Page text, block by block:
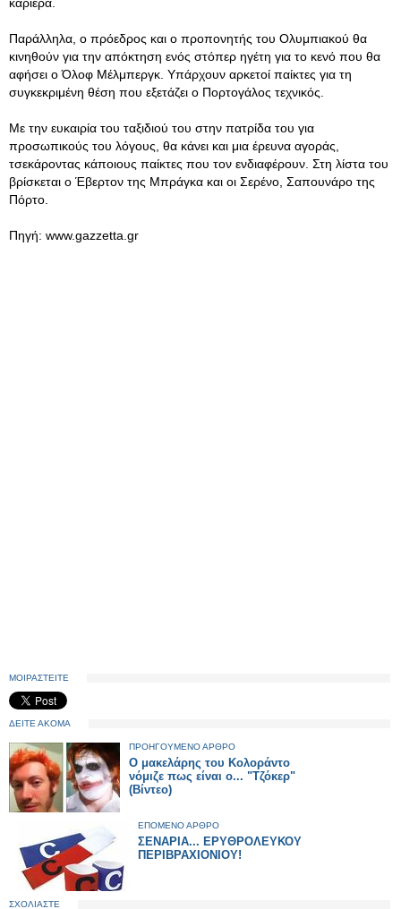
Παράλληλα, ο πρόεδρος και ο προπονητής του Ολυμπιακού θα
κινηθούν για την απόκτηση ενός στόπερ ηγέτη για το κενό που θα
αφήσει ο Όλοφ Μέλμπεργκ. Υπάρχουν αρκετοί παίκτες για τη
συγκεκριμένη θέση που εξετάζει ο Πορτογάλος τεχνικός.
Με την ευκαιρία του ταξιδιού του στην πατρίδα του για
προσωπικούς του λόγους, θα κάνει και μια έρευνα αγοράς,
τσεκάροντας κάποιους παίκτες που τον ενδιαφέρουν. Στη λίστα του
βρίσκεται ο Έβερτον της Μπράγκα και οι Σερένο, Σαπουνάρο της
Πόρτο.
Πηγή: www.gazzetta.gr
ΜΟΙΡΑΣΤΕΙΤΕ
ΔΕΙΤΕ ΑΚΟΜΑ
ΠΡΟΗΓΟΥΜΕΝΟ ΑΡΘΡΟ
Ο μακελάρης του Κολοράντο
νόμιζε πως είναι ο... "Τζόκερ"
(Βίντεο)
ΕΠΟΜΕΝΟ ΑΡΘΡΟ
ΣΕΝΑΡΙΑ... ΕΡΥΘΡΟΛΕΥΚΟΥ
ΠΕΡΙΒΡΑΧΙΟΝΙΟΥ!
ΣΧΟΛΙΑΣΤΕ